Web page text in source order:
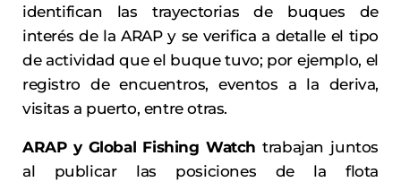
identifican las trayectorias de buques de
interés de la ARAP y se verifica a detalle el tipo
de actividad que el buque tuvo; por ejemplo, el
registro de encuentros, eventos a la deriva,
visitas a puerto, entre otras.
ARAP y Global Fishing Watch trabajan juntos
al publicar las posiciones de la flota